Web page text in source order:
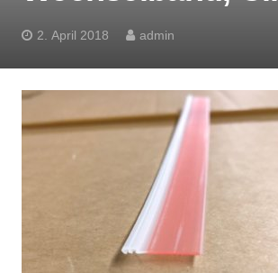
2. April 2018 admin